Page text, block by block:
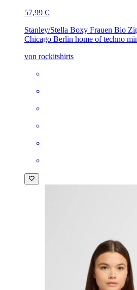
57,99 €
Stanley/Stella Boxy Frauen Bio
Chicago Berlin home of techno
von rockitshirts